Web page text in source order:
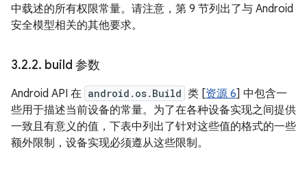
中载述的所有权限常量。请注意，第 9 节列出了与 Android
安全模型相关的其他要求。
3.2.2. build 参数
Android API 在 android.os.Build 类 [资源 6] 中包含一
些用于描述当前设备的常量。为了在各种设备实现之间提供
一致且有意义的值，下表中列出了针对这些值的格式的一些
额外限制，设备实现必须遵从这些限制。